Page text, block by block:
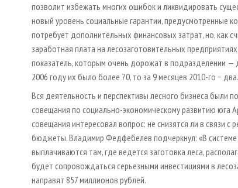
позволит избежать многих ошибок и ликвидировать
новый уровень социальные гарантии, предусмотренные
потребует дополнительных финансовых затрат, но, как
заработная плата на лесозаготовительных
показатель, которым очень дорожат в подразделении —
2006 году их было более 70, то за 9 месяцев 2010-го − два.
Вся деятельность и перспективы лесного бизнеса были
совещания по социально-экономическому развитию юга
совещания интересовал вопрос: не снизятся ли в связи
бюджеты. Владимир Федфебелев подчеркнул: «В системе
выплачиваются там, где ведется заготовка леса,
будет сопровождаться серьезными инвестициями в
направят 857 миллионов рублей.